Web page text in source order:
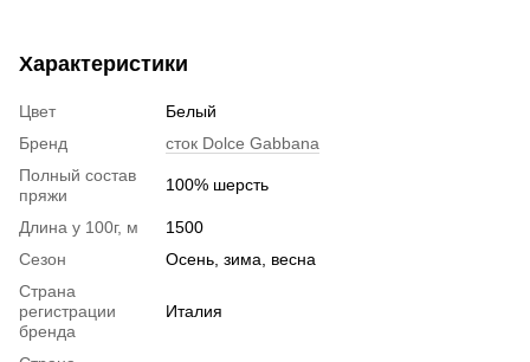
Характеристики
Цвет
Белый
Бренд
сток Dolce Gabbana
Полный состав
пряжи
100% шерсть
Длина у 100г, м
1500
Сезон
Осень, зима, весна
Страна
регистрации
бренда
Италия